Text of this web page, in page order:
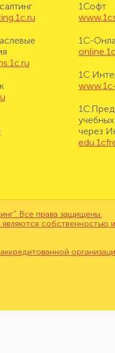
1Софт
1С-
1С
через
Все права защищены.
собственностью